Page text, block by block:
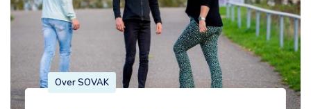
Over SOVAK